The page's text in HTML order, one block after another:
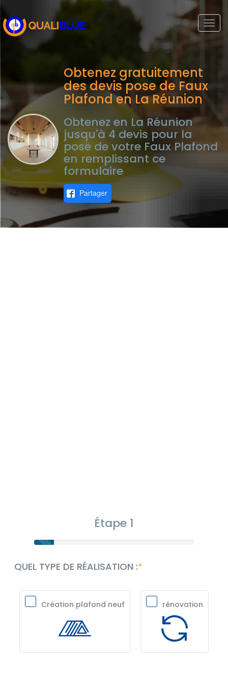
Obtenez gratuitement
des devis pose de Faux
Plafond en La Réunion
Obtenez en La Réunion
jusqu'à 4 devis pour la
pose de votre Faux Plafond
en remplissant ce
formulaire
Partager
Étape 1
QUEL TYPE DE RÉALISATION :
Création plafond neuf rénovation